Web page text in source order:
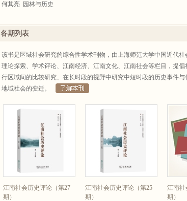
何其亮 园林与历史
江南社会
王振忠 从春分到夏至：嘉靖《休宁东门汪氏家乘》所见徽商与徽州社
王 健 张廷济的科举账：19世纪初江南士子北上会试的心态、行程与
杨齐福 战时科举：咸丰九年江苏安徽乡试借闱浙江
〔加〕陈忠平 超越革命政治：长江下游市镇的精英社团与社会变迁
陈玲玲 清末民初上海县家族祠堂的分布与特征研究
李恩全 沈芳 从会馆到同乡会：晚清民初的湖州旅沪同乡团体
江南文化
贾 飞 王世贞像赞辑佚十五篇及其价值研究
陈 腾 疾病与书法：李应祯《安神丸帖》考释及推论
刘 晓 沈周灞桥图绘考论 ——兼谈灞桥图像传统的承续与嬗变
杨 昭 嘉道之际凌曙的学术渊源与经学思想
王菡薇 晚清民初江南地域书画史的类型与撰写
各期列表
该书是区域社会研究的综合性学术刊物，由上海师范大学中国近代
理论探索、学术评论、江南经济、江南文化、江南社会等栏目，提
行区域间的比较研究、在长时段的视野中研究中短时段的历史事件
地域社会的变迁。
江南社会历史评论（第27
期）
江南社会历史评论（第25
期）
江南社
期）